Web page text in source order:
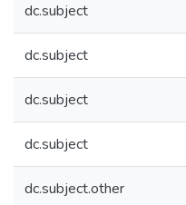
dc.subject
dc.subject
dc.subject
dc.subject
dc.subject.other